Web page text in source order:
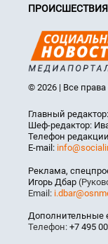
ПРОИСШЕСТВИЯ
© 2026 | Все
Главный
Шеф-редактор:
Телефон
E-mail:
Реклама,
Игорь Дбар
Email:
Дополнительные
Телефон: +7 495